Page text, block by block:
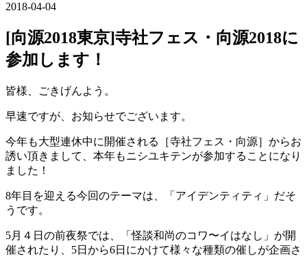
2018-04-04
[向源2018東京]寺社フェス・向源2018に
参加します！
皆様、ごきげんよう。
早速ですが、お知らせでございます。
今年も大型連休中に開催される［寺社フェス・向源］からお
誘い頂きまして、本年もニシユキテンが参加することになり
ました！
8年目を迎える今回のテーマは、「アイデンティティ」だそ
うです。
5月４日の前夜祭では、「怪談和尚のコワ〜イはなし」が開
催されたり、5日から6日にかけて様々な種類の催しが企画さ